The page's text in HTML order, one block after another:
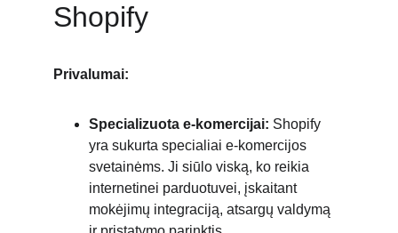
Shopify
Privalumai:
Specializuota e-komercijai: Shopify
yra sukurta specialiai e-komercijos
svetainėms. Ji siūlo viską, ko reikia
internetinei parduotuvei, įskaitant
mokėjimų integraciją, atsargų valdymą